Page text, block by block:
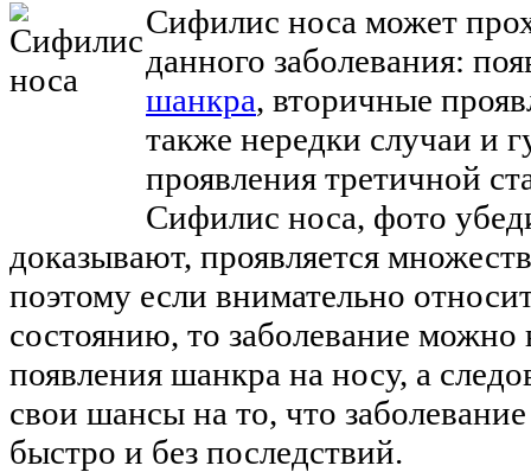
Сифилис носа может
данного заболевания:
шанкра, вторичные
также нередки случаи и
проявления третичной
Сифилис носа, фото
доказывают, проявляется
поэтому если внимательно
состоянию, то заболевание можно
появления шанкра на носу, а
свои шансы на то, что
быстро и без последствий.